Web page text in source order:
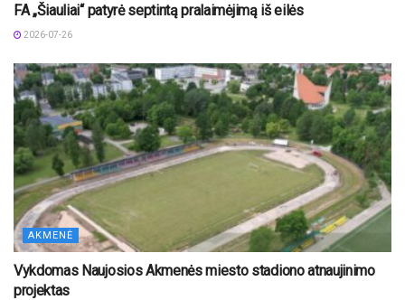
FA „Šiauliai“ patyrė septintą pralaimėjimą iš eilės
2026-07-26
AKMENĖ
Vykdomas Naujosios Akmenės miesto stadiono atnaujinimo
projektas